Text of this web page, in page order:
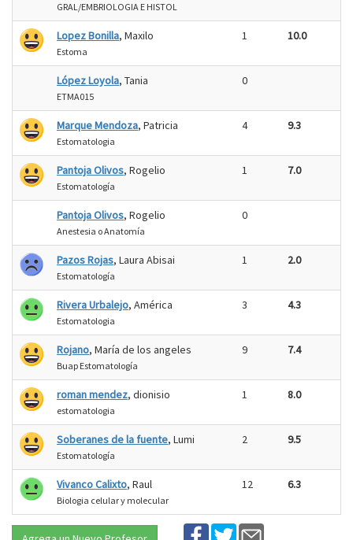
GRAL/EMBRIOLOGIA E HISTOL
Lopez Bonilla, Maxilo
Estoma
1 10.0
López Loyola, Tania
ETMA015
0
Marque Mendoza, Patricia
Estomatologia
4 9.3
Pantoja Olivos, Rogelio
Estomatología
1 7.0
Pantoja Olivos, Rogelio
Anestesia o Anatomía
0
Pazos Rojas, Laura Abisai
Estomatología
1 2.0
Rivera Urbalejo, América
Estomatologia
3 4.3
Rojano, María de los angeles
Buap Estomatología
9 7.4
roman mendez, dionisio
estomatologia
1 8.0
Soberanes de la fuente, Lumi
Estomatología
2 9.5
Vivanco Calixto, Raul
Biologia celular y molecular
12 6.3